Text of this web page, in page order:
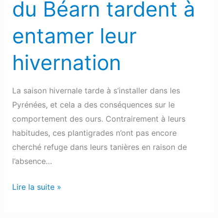
du Béarn tardent à
entamer leur
hivernation
La saison hivernale tarde à s’installer dans les
Pyrénées, et cela a des conséquences sur le
comportement des ours. Contrairement à leurs
habitudes, ces plantigrades n’ont pas encore
cherché refuge dans leurs tanières en raison de
l’absence…
Lire la suite »